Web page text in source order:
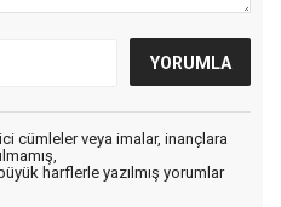
cümleler veya imalar, inançlara
harflerle yazılmış yorumlar